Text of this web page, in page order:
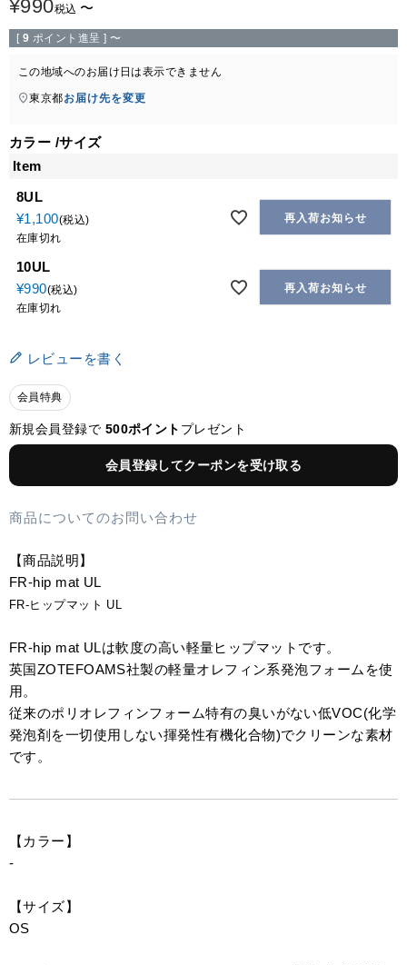
¥990税込 〜
[ 9 ポイント進呈 ] 〜
この地域へのお届け日は表示できません
東京都お届け先を変更
カラー サイズ
Item
8UL
¥1,100 税込
在庫切れ
再入荷お知らせ
10UL
¥990 税込
在庫切れ
再入荷お知らせ
レビューを書く
会員特典
新規会員登録で 500ポイント プレゼント
会員登録してクーポンを受け取る
商品についてのお問い合わせ
【商品説明】
FR-hip mat UL
FR-ヒップマット UL
FR-hip mat ULは軟度の高い軽量ヒップマットです。
英国ZOTEFOAMS社製の軽量オレフィン系発泡フォームを使
用。
従来のポリオレフィンフォーム特有の臭いがない低VOC(化学
発泡剤を一切使用しない揮発性有機化合物)でクリーンな素材
です。
【カラー】
-
【サイズ】
OS